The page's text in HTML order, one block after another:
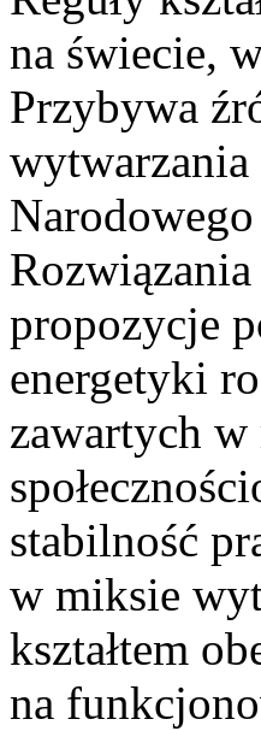
na świecie,
Przybywa
propozycje
energetyki
zawartych
stabilność
w miksie
kształtem
na